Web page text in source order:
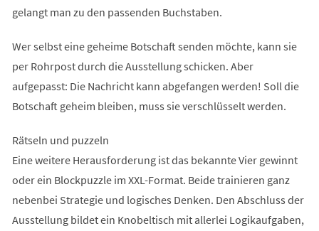
gelangt man zu den passenden Buchstaben.
Wer selbst eine geheime Botschaft senden möchte, kann sie
per Rohrpost durch die Ausstellung schicken. Aber
aufgepasst: Die Nachricht kann abgefangen werden! Soll die
Botschaft geheim bleiben, muss sie verschlüsselt werden.
Rätseln und puzzeln
Eine weitere Herausforderung ist das bekannte Vier gewinnt
oder ein Blockpuzzle im XXL-Format. Beide trainieren ganz
nebenbei Strategie und logisches Denken. Den Abschluss der
Ausstellung bildet ein Knobeltisch mit allerlei Logikaufgaben,